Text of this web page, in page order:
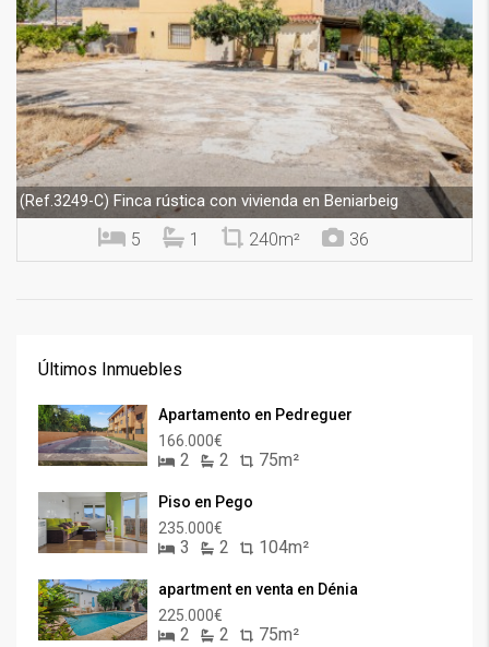
(Ref.3249-C) Finca rústica con vivienda en Beniarbeig
5 1 240m² 36
Últimos Inmuebles
Apartamento en Pedreguer
166.000€
2 2 75m²
Piso en Pego
235.000€
3 2 104m²
apartment en venta en Dénia
225.000€
2 2 75m²